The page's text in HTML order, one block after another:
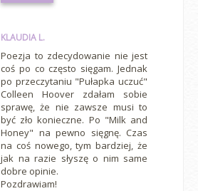
KLAUDIA L.
Poezja to zdecydowanie nie jest
coś po co często sięgam. Jednak
po przeczytaniu "Pułapka uczuć"
Colleen Hoover zdałam sobie
sprawę, że nie zawsze musi to
być zło konieczne. Po "Milk and
Honey" na pewno sięgnę. Czas
na coś nowego, tym bardziej, że
jak na razie słyszę o nim same
dobre opinie.
Pozdrawiam!